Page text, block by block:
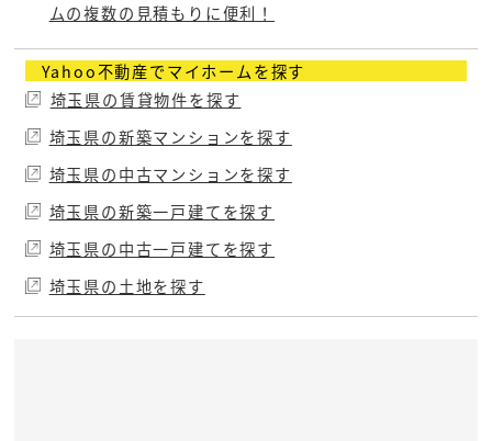
ムの複数の見積もりに便利！
Yahoo不動産でマイホームを探す
埼玉県の賃貸物件を探す
埼玉県の新築マンションを探す
埼玉県の中古マンションを探す
埼玉県の新築一戸建てを探す
埼玉県の中古一戸建てを探す
埼玉県の土地を探す